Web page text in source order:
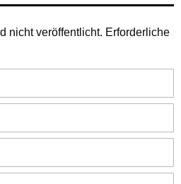
nicht veröffentlicht. Erforderliche